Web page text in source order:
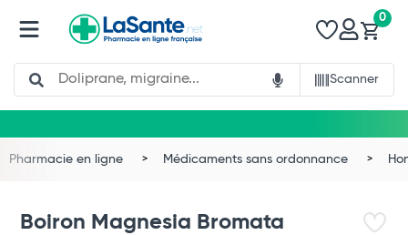
Search
Scanner
0
Pharmacie en ligne Médicaments sans ordonnance
Boiron Magnesia Bromata